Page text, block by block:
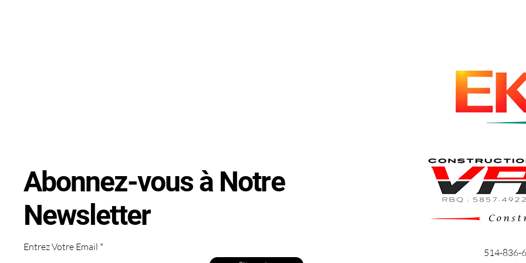
Abonnez-vous à Notre
Newsletter
Entrez Votre Email
514-836-